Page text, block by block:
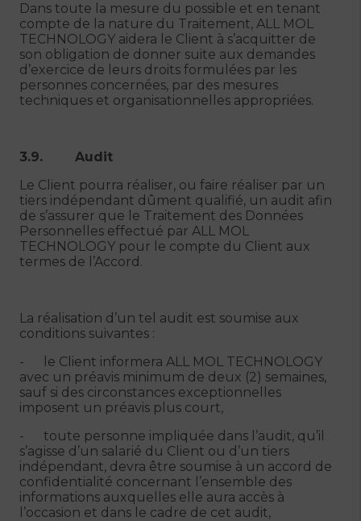
Dans toute la mesure du possible et en tenant
compte de la nature du Traitement, ALL MOL
TECHNOLOGY aidera le Client à s’acquitter de
son obligation de donner suite aux demandes
d’exercice de leurs droits formulées par les
personnes concernées, par des mesures
techniques et organisationnelles appropriées.
3.9. Audit
Le Client pourra réaliser, ou faire réaliser par un
tiers indépendant dûment qualifié, un audit afin
de s’assurer que le Traitement des Données
Personnelles effectué par ALL MOL
TECHNOLOGY pour le compte du Client aux
termes de l’Accord.
La réalisation d’un tel audit est soumise aux
conditions suivantes :
- le Client informera ALL MOL TECHNOLOGY
avec un préavis minimum de deux (2) semaines,
sauf si des circonstances exceptionnelles
imposent un préavis plus court,
- toute personne impliquée dans l’audit, qu’il
s’agisse d’un salarié du Client ou d’un tiers
indépendant, devra être soumise à un accord de
confidentialité concernant l’ensemble des
informations auxquelles elle aura accès à
l’occasion et dans le cadre de cet audit,